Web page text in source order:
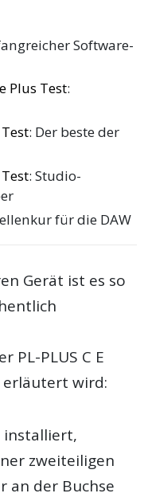
Software-
Plus Test:
: Der beste der
: Studio-
für die DAW
Gerät ist es so
PL-PLUS C E
erläutert wird:
installiert,
zweiteiligen
an der Buchse